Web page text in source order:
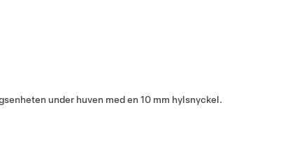
under huven med en 10 mm hylsnyckel.